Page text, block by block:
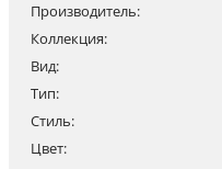
Производитель:
Коллекция:
Вид:
Тип:
Стиль:
Цвет: